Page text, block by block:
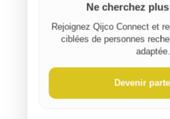
Ne cherchez
Rejoignez Qijco Connect et
ciblées de personnes
adaptée.
Devenir